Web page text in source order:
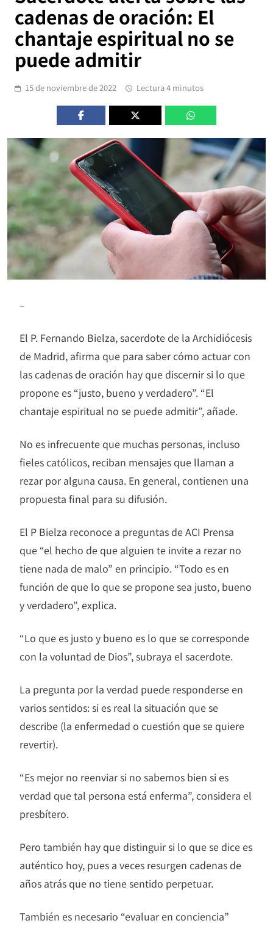
cadenas de oración: El
chantaje espiritual no se
puede admitir
15 de noviembre de 2022 Lectura 4 minutos
–
El P. Fernando Bielza, sacerdote de la Archidiócesis
de Madrid, afirma que para saber cómo actuar con
las cadenas de oración hay que discernir si lo que
propone es “justo, bueno y verdadero”. “El
chantaje espiritual no se puede admitir”, añade.
No es infrecuente que muchas personas, incluso
fieles católicos, reciban mensajes que llaman a
rezar por alguna causa. En general, contienen una
propuesta final para su difusión.
El P Bielza reconoce a preguntas de ACI Prensa
que “el hecho de que alguien te invite a rezar no
tiene nada de malo” en principio. “Todo es en
función de que lo que se propone sea justo, bueno
y verdadero”, explica.
“Lo que es justo y bueno es lo que se corresponde
con la voluntad de Dios”, subraya el sacerdote.
La pregunta por la verdad puede responderse en
varios sentidos: si es real la situación que se
describe (la enfermedad o cuestión que se quiere
revertir).
“Es mejor no reenviar si no sabemos bien si es
verdad que tal persona está enferma”, considera el
presbítero.
Pero también hay que distinguir si lo que se dice es
auténtico hoy, pues a veces resurgen cadenas de
años atrás que no tiene sentido perpetuar.
También es necesario “evaluar en conciencia”